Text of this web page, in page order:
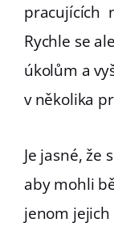
pracujících
Rychle se
úkolům a
v několika
Je jasné, že
aby mohli
jenom